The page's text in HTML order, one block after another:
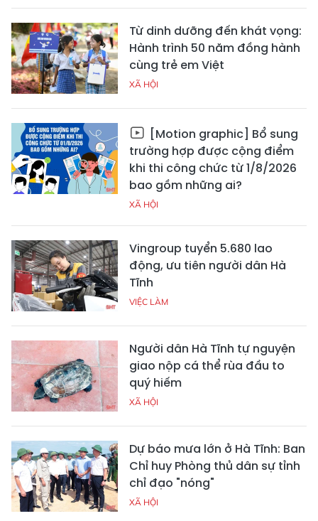
Từ dinh dưỡng đến khát vọng:
Hành trình 50 năm đồng hành
cùng trẻ em Việt
XÃ HỘI
[Motion graphic] Bổ sung
trường hợp được cộng điểm
khi thi công chức từ 1/8/2026
bao gồm những ai?
XÃ HỘI
Vingroup tuyển 5.680 lao
động, ưu tiên người dân Hà
Tĩnh
VIỆC LÀM
Người dân Hà Tĩnh tự nguyện
giao nộp cá thể rùa đầu to
quý hiếm
XÃ HỘI
Dự báo mưa lớn ở Hà Tĩnh: Ban
Chỉ huy Phòng thủ dân sự tỉnh
chỉ đạo "nóng"
XÃ HỘI